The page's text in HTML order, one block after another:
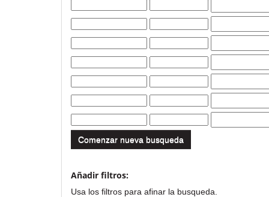
Comenzar nueva busqueda
Añadir filtros:
Usa los filtros para afinar la busqueda.